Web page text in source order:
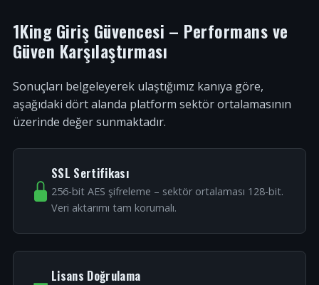
1King Giriş Güvencesi – Performans ve
Güven Karşılaştırması
Sonuçları belgeleyerek ulaştığımız kanıya göre,
aşağıdaki dört alanda platform sektör ortalamasının
üzerinde değer sunmaktadır.
SSL Sertifikası
256-bit AES şifreleme – sektör ortalaması 128-bit.
Veri aktarımı tam korumalı.
Lisans Doğrulama